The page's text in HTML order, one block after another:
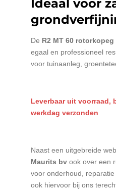
Ideaal voor
De R2 MT 60 rotorkopeg
egaal en professioneel
voor tuinaanleg,
Leverbaar uit voorraad,
werkdag verzonden
Naast een uitgebreide
Maurits bv ook over een
voor onderhoud,
ook hiervoor bij ons